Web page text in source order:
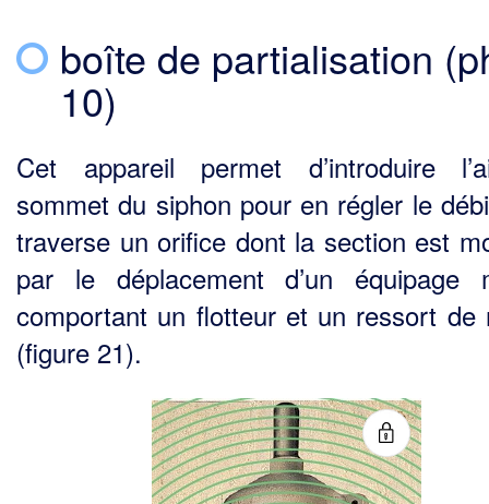
boîte de partialisation
10)
Cet appareil permet d’introduire
sommet du siphon pour en régler le
traverse un orifice dont la section est
par le déplacement d’un équipage
comportant un flotteur et un ressort de
(figure 21).